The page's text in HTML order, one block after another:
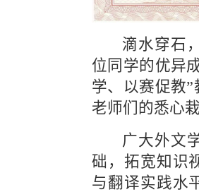
滴水穿石
位同学的优异
学、以赛促教
老师们的悉心
广大外文
础，拓宽知识
与翻译实践水